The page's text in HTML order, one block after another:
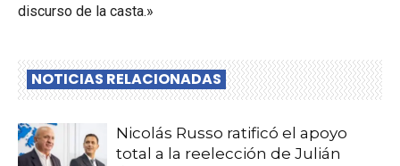
discurso de la casta.»
NOTICIAS RELACIONADAS
Nicolás Russo ratificó el apoyo
total a la reelección de Julián